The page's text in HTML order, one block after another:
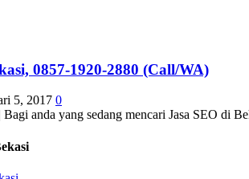
0857-1920-2880 (Call/WA)
5, 2017 0
Bagi anda yang sedang mencari Jasa SEO